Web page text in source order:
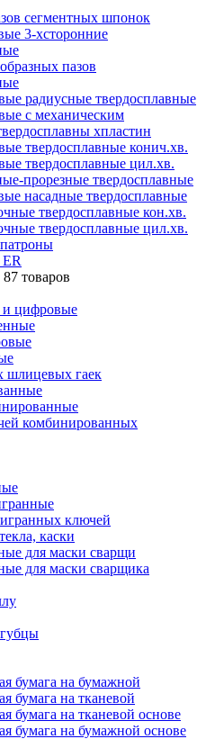
сегментных шпонок
3-хсторонние
пазов
радиусные твердосплавные
с механическим
хпластин
твердосплавные конич.хв.
твердосплавные цил.хв.
прорезные твердосплавные
насадные твердосплавные
твердосплавные кон.хв.
твердосплавные цил.хв.
87 товаров
и цифровые
шлицевых гаек
комбинированных
ключей
каски
для маски сварщи
для маски сварщика
бумага на бумажной
бумага на тканевой
бумага на тканевой основе
бумага на бумажной основе